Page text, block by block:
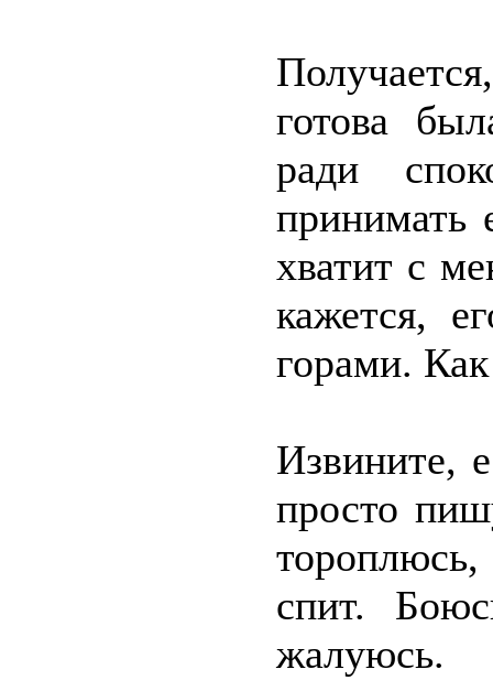
готова
ради
принимать
хватит с
кажется,
горами.
Извините,
просто
спит.
жалуюсь.